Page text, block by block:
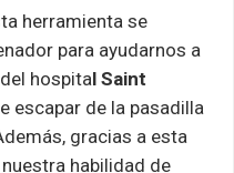
herramienta se
para ayudarnos a
hospital Saint
escapar de la pasadilla
gracias a esta
habilidad de